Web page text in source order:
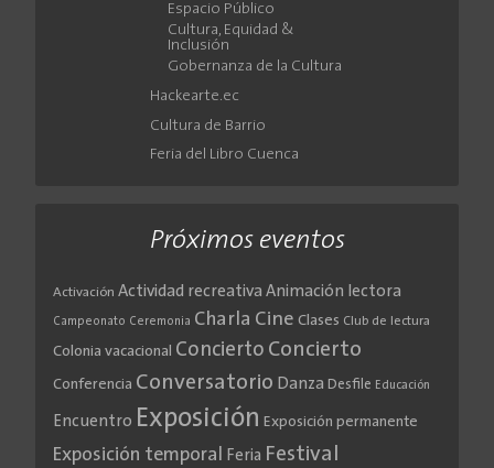
Espacio Público
Cultura, Equidad &
Inclusión
Gobernanza de la Cultura
Hackearte.ec
Cultura de Barrio
Feria del Libro Cuenca
Próximos eventos
Activación Actividad recreativa Animación lectora
Campeonato Ceremonia Charla Cine Clases Club de lectura
Colonia vacacional Concierto Concierto
Conferencia Conversatorio Danza Desfile Educación
Encuentro Exposición Exposición permanente
Exposición temporal Feria Festival